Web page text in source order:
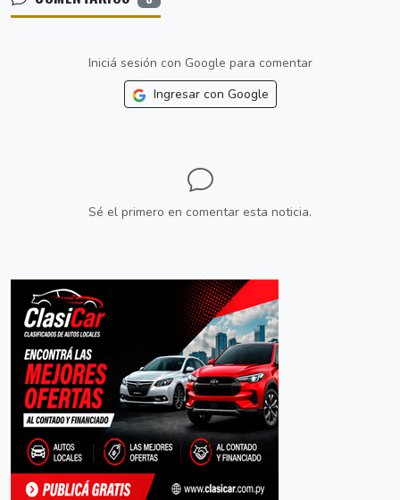
Iniciá sesión con Google para comentar
Ingresar con Google
Sé el primero en comentar esta noticia.